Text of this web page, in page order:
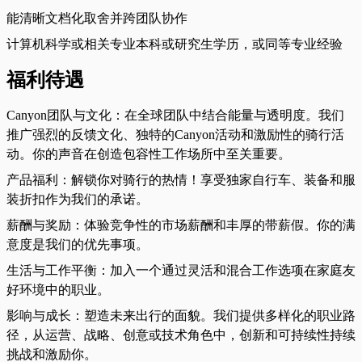
能清晰文档化取舍并跨团队协作
计算机科学或相关专业本科或研究生学历，或同等专业经验
福利待遇
Canyon团队与文化：在全球团队中结合能量与透明度。我们
推广强烈的反馈文化、独特的Canyon活动和激励性的骑行活
动。你的声音在创造包容性工作场所中至关重要。
产品福利：解锁你对骑行的热情！享受独家自行车、装备和服
装折扣作为我们的承诺。
薪酬与奖励：体验竞争性的市场薪酬和丰厚的带薪假。你的满
意度是我们的优先事项。
生活与工作平衡：加入一个通过灵活和混合工作选项在家庭友
好环境中的职业。
影响与成长：塑造未来出行的面貌。我们提供多样化的职业路
径，从运营、战略、创意或技术角色中，创新和可持续性持续
挑战和激励你。